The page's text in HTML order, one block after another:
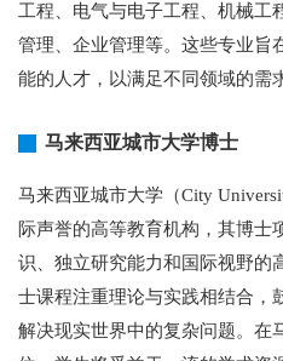
工程、电气与电子工程、机械工
管理、企业管理等。这些专业旨
能的人才，以满足不同领域的需
马来西亚城市大学博士
马来西亚城市大学（City
际声誉的高等教育机构，其博士
识、独立研究能力和国际视野的
士课程注重理论与实践相结合，
解决现实世界中的复杂问题。在